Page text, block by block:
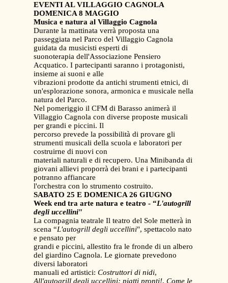
EVENTI AL VILLAGGIO CAGNOLA
DOMENICA 8 MAGGIO
Musica e natura al Villaggio Cagnola
Durante la mattinata verrà proposta una
passeggiata nel Parco del Villaggio Cagnola
guidata da musicisti esperti di
suonoterapia dell'Associazione Pensiero
Acquatico. I partecipanti saranno i protagonisti,
insieme ai suoni e alle
vibrazioni prodotte da antichi strumenti etnici, di
un'esplorazione sonora, armonica e musicale nella
natura del Parco.
Nel pomeriggio il CFM di Barasso animerà il
Villaggio Cagnola con diverse proposte musicali
per grandi e piccini. Il
percorso prevede la possibilità di provare gli
strumenti musicali della scuola e laboratori per
costruirne di nuovi con
materiali naturali e di recupero. Una Minibanda di
giovani allievi proporrà dei brani e i partecipanti
potranno affiancare
l'orchestra con lo strumento costruito.
SABATO 25 E DOMENICA 26 GIUGNO
Week end tra arte natura e teatro - “L'autogrill
degli uccellini"
La compagnia teatrale Il teatro del Sole metterà in
scena “L'autogrill degli uccellini", spettacolo nato
e pensato per
grandi e piccini, allestito fra le fronde di un albero
del giardino Cagnola. Le giornate prevedono
diversi laboratori
manuali ed artistici: Costruttori di nidi,
All'autogrill degli uccellini: piatti pronti!, Come le